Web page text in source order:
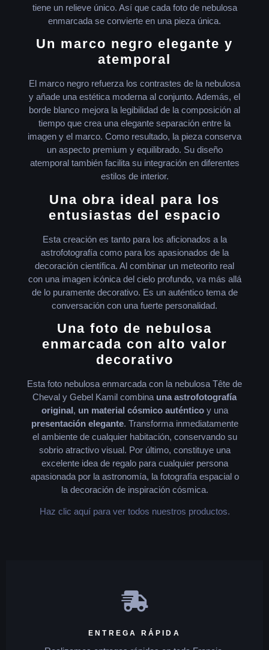
tiene un relieve único. Así que cada foto de nebulosa
enmarcada se convierte en una pieza única.
Un marco negro elegante y
atemporal
El marco negro refuerza los contrastes de la nebulosa
y añade una estética moderna al conjunto. Además, el
borde blanco mejora la legibilidad de la composición al
tiempo que crea una elegante separación entre la
imagen y el marco. Como resultado, la pieza conserva
un aspecto premium y equilibrado. Su diseño
atemporal también facilita su integración en diferentes
estilos de interior.
Una obra ideal para los
entusiastas del espacio
Esta creación es tanto para los aficionados a la
astrofotografía como para los apasionados de la
decoración científica. Al combinar un meteorito real
con una imagen icónica del cielo profundo, va más allá
de lo puramente decorativo. Es un auténtico tema de
conversación con una fuerte personalidad.
Una foto de nebulosa
enmarcada con alto valor
decorativo
Esta foto nebulosa enmarcada con la nebulosa Tête de
Cheval y Gebel Kamil combina una astrofotografía
original, un material cósmico auténticoy una
presentación elegante. Transforma inmediatamente
el ambiente de cualquier habitación, conservando su
sobrio atractivo visual. Por último, constituye una
excelente idea de regalo para cualquier persona
apasionada por la astronomía, la fotografía espacial o
la decoración de inspiración cósmica.
Haz clic aquí para ver todos nuestros productos.
ENTREGA RÁPIDA